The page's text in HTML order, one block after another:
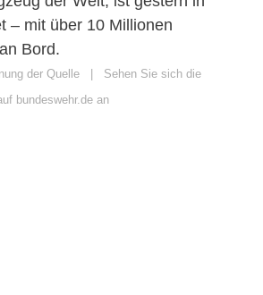
– mit über 10 Millionen
Bord.
der Quelle | Sehen Sie sich die
bundeswehr.de an